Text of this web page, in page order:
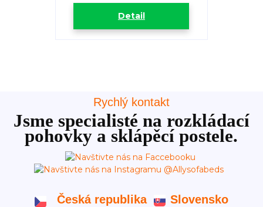
Detail
Rychlý kontakt
Jsme specialisté na rozkládací
pohovky a sklápěcí postele.
Česká republika Slovensko